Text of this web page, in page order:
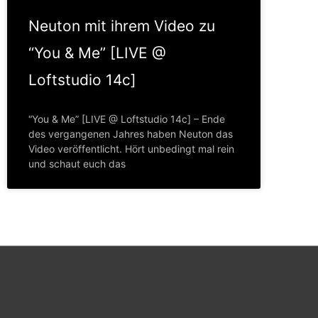
Neuton mit ihrem Video zu
“You & Me” [LIVE @
Loftstudio 14c]
“You & Me” [LIVE @ Loftstudio 14c] – Ende
des vergangenen Jahres haben Neuton das
Video veröffentlicht. Hört unbedingt mal rein
und schaut euch das